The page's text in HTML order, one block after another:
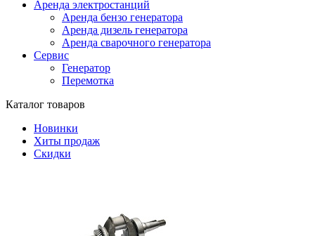
Аренда электростанций
Аренда бензо генератора
Аренда дизель генератора
Аренда сварочного генератора
Сервис
Генератор
Перемотка
Каталог товаров
Новинки
Хиты продаж
Скидки